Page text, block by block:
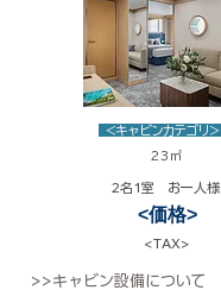
<キャビンカテゴリ>
23㎡
2名1室 お一人様
<価格>
<TAX>
>>キャビン設備について